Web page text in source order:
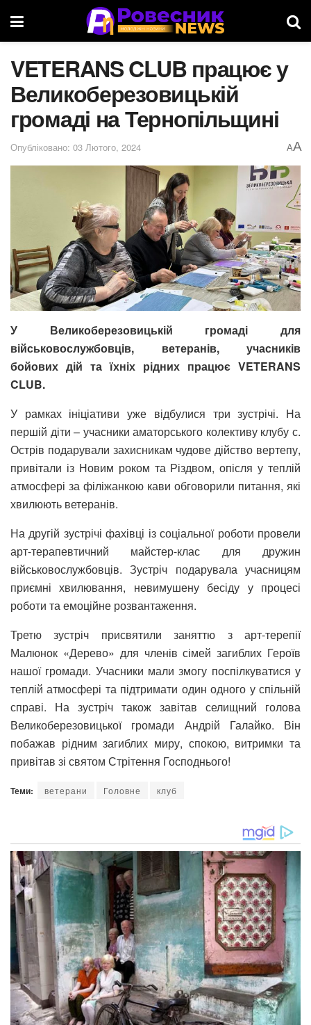
VETERANS CLUB працює у
Великоберезовицькій
громаді на Тернопільщині
Опубліковано: 03 Лютого, 2024 AA
У Великоберезовицькій громаді для
військовослужбовців, ветеранів, учасників
бойових дій та їхніх рідних працює VETERANS
CLUB.
У рамках ініціативи уже відбулися три зустрічі. На
першій діти – учасники аматорського колективу клубу с.
Острів подарували захисникам чудове дійство вертепу,
привітали із Новим роком та Різдвом, опісля у теплій
атмосфері за філіжанкою кави обговорили питання, які
хвилюють ветеранів.
На другій зустрічі фахівці із соціальної роботи провели
арт-терапевтичний майстер-клас для дружин
військовослужбовців. Зустріч подарувала учасницям
приємні хвилювання, невимушену бесіду у процесі
роботи та емоційне розвантаження.
Третю зустріч присвятили заняттю з арт-терепії
Малюнок «Дерево» для членів сімей загиблих Героїв
нашої громади. Учасники мали змогу поспілкуватися у
теплій атмосфері та підтримати один одного у спільній
справі. На зустріч також завітав селищний голова
Великоберезовицької громади Андрій Галайко. Він
побажав рідним загиблих миру, спокою, витримки та
привітав зі святом Стрітення Господнього!
Теми: ветерани Головне клуб